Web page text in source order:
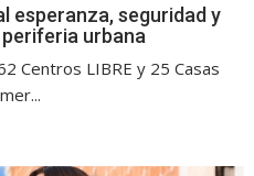
esperanza, seguridad y
urbana
Centros LIBRE y 25 Casas